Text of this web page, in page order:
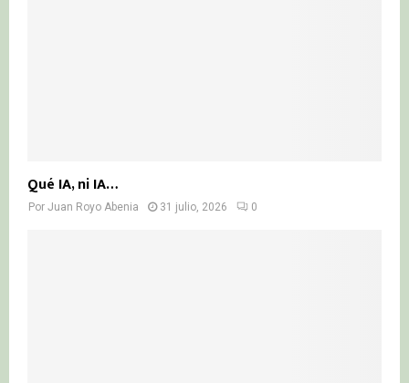
Qué IA, ni IA…
Por Juan Royo Abenia 31 julio, 2026 0